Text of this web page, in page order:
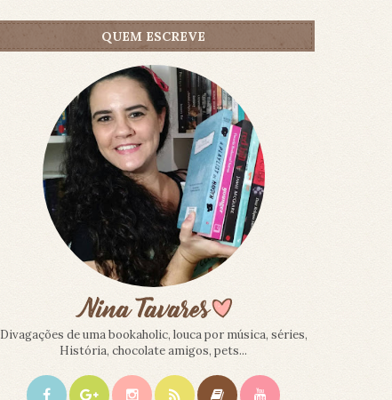
QUEM ESCREVE
Divagações de uma bookaholic, louca por música, séries,
História, chocolate amigos, pets...